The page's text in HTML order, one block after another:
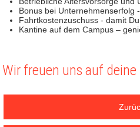
Bonus bei Unternehmenserfolg
Fahrtkostenzuschuss - damit
Kantine auf dem Campus –
Wir freuen uns auf deine